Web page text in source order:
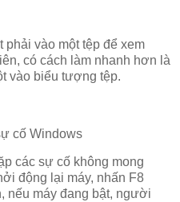
vào một tệp để xem
có cách làm nhanh hơn là
vào biểu tượng tệp.
cố Windows
các sự cố không mong
động lại máy, nhấn F8
nếu máy đang bật, người